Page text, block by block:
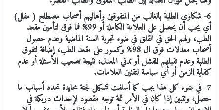
6- شكاوي الطلبة بالغالب من المتفوقين وأهاليهم أصحاب مصطلح ( مفلل)
أي يجب أن يحصل على العلامة الكاملة أو 99% فما فوق لتأمين مقعد
الطب، ولهم الحق في القلق في ضوء تجربة السنة الماضية وعدم حصول
أصحاب معدلات فوق ال 98% وكسور على مقعد الطب، إضافة لتفوق
الطلبة وعدم تقبلهم للفشل أو تدني المعدل، نتيجة تصعيب الأسئلة أو عدم
كفاية الزمن أو أي سياسة لتقنين العلامات.
7- في ضوء كل هذا يجب كما أسلفت تشكيل لجنة محايدة تحدد أسباب ما
حصل، وتتبين إذا كان في الأمر ثمة توجه مقصود لإحداث دربكة في